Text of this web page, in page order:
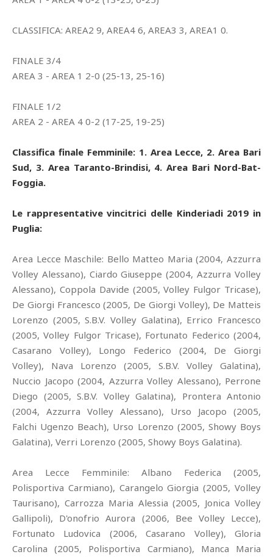
CLASSIFICA: AREA2 9, AREA4 6, AREA3 3, AREA1 0.
FINALE 3/4
AREA 3 - AREA 1 2-0 (25-13, 25-16)
FINALE 1/2
AREA 2 - AREA 4 0-2 (17-25, 19-25)
Classifica finale Femminile: 1. Area Lecce, 2. Area Bari
Sud, 3. Area Taranto-Brindisi, 4. Area Bari Nord-Bat-
Foggia.
Le rappresentative vincitrici delle Kinderiadi 2019 in
Puglia:
Area Lecce Maschile: Bello Matteo Maria (2004, Azzurra
Volley Alessano), Ciardo Giuseppe (2004, Azzurra Volley
Alessano), Coppola Davide (2005, Volley Fulgor Tricase),
De Giorgi Francesco (2005, De Giorgi Volley), De Matteis
Lorenzo (2005, S.B.V. Volley Galatina), Errico Francesco
(2005, Volley Fulgor Tricase), Fortunato Federico (2004,
Casarano Volley), Longo Federico (2004, De Giorgi
Volley), Nava Lorenzo (2005, S.B.V. Volley Galatina),
Nuccio Jacopo (2004, Azzurra Volley Alessano), Perrone
Diego (2005, S.B.V. Volley Galatina), Prontera Antonio
(2004, Azzurra Volley Alessano), Urso Jacopo (2005,
Falchi Ugenzo Beach), Urso Lorenzo (2005, Showy Boys
Galatina), Verri Lorenzo (2005, Showy Boys Galatina).
Area Lecce Femminile: Albano Federica (2005,
Polisportiva Carmiano), Carangelo Giorgia (2005, Volley
Taurisano), Carrozza Maria Alessia (2005, Jonica Volley
Gallipoli), D'onofrio Aurora (2006, Bee Volley Lecce),
Fortunato Ludovica (2006, Casarano Volley), Gloria
Carolina (2005, Polisportiva Carmiano), Manca Maria